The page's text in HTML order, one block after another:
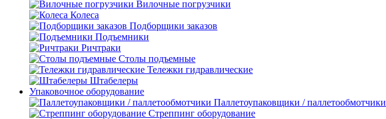
Вилочные погрузчики
Колеса
Подборщики заказов
Подъемники
Ричтраки
Столы подъемные
Тележки гидравлические
Штабелеры
Упаковочное оборудование
Паллетоупаковщики / паллетообмотчики
Стреппинг оборудование